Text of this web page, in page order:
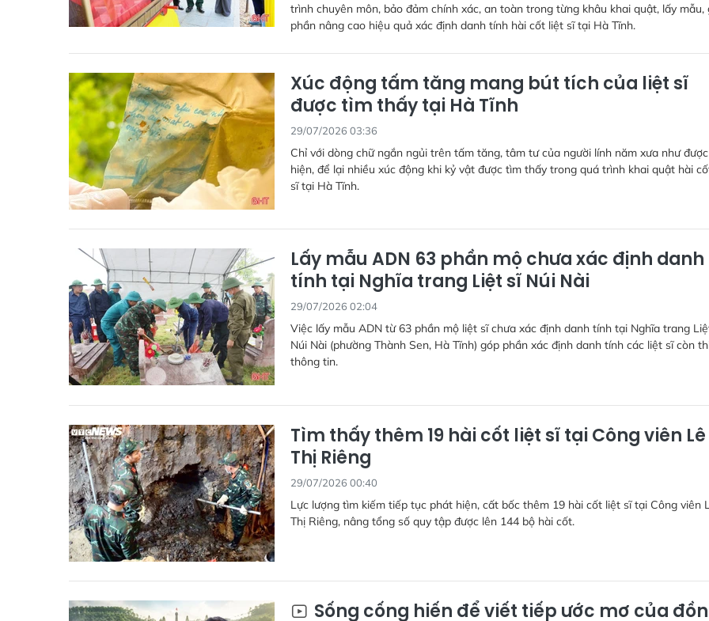
trình chuyên môn, bảo đảm chính xác, an toàn trong từng khâu khai quật, lấy mẫu,
phần nâng cao hiệu quả xác định danh tính hài cốt liệt sĩ tại Hà Tĩnh.
Xúc động tấm tăng mang bút tích của liệt sĩ
được tìm thấy tại Hà Tĩnh
29/07/2026 03:36
Chỉ với dòng chữ ngắn ngủi trên tấm tăng, tâm tư của người lính năm xưa như
hiện, để lại nhiều xúc động khi kỷ vật được tìm thấy trong quá trình khai quật hài
sĩ tại Hà Tĩnh.
Lấy mẫu ADN 63 phần mộ chưa xác định danh
tính tại Nghĩa trang Liệt sĩ Núi Nài
29/07/2026 02:04
Việc lấy mẫu ADN từ 63 phần mộ liệt sĩ chưa xác định danh tính tại Nghĩa trang
Núi Nài (phường Thành Sen, Hà Tĩnh) góp phần xác định danh tính các liệt sĩ còn
thông tin.
Tìm thấy thêm 19 hài cốt liệt sĩ tại Công viên Lê
Thị Riêng
29/07/2026 00:40
Lực lượng tìm kiếm tiếp tục phát hiện, cất bốc thêm 19 hài cốt liệt sĩ tại Công viên
Thị Riêng, nâng tổng số quy tập được lên 144 bộ hài cốt.
Sống cống hiến để viết tiếp ước mơ của